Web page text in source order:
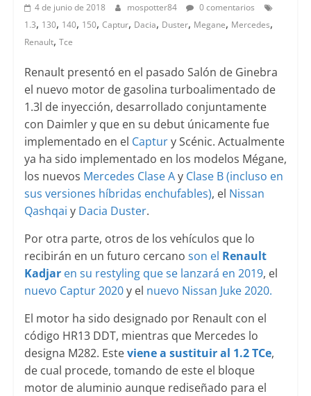
4 de junio de 2018 mospotter84
0 comentarios
1.3, 130, 140, 150, Captur, Dacia, Duster, Megane, Mercedes,
Renault, Tce
Renault presentó en el pasado Salón de Ginebra
el nuevo motor de gasolina turboalimentado de
1.3l de inyección, desarrollado conjuntamente
con Daimler y que en su debut únicamente fue
implementado en el Captury Scénic. Actualmente
ya ha sido implementado en los modelos Mégane,
los nuevos Mercedes Clase Ay Clase B(incluso en
sus versiones híbridas enchufables), el Nissan
Qashqai y Dacia Duster.
Por otra parte, otros de los vehículos que lo
recibirán en un futuro cercano son el Renault
Kadjaren su restyling que se lanzará en 2019, el
nuevo Captur 2020y el nuevo Nissan Juke 2020.
El motor ha sido designado por Renault con el
código HR13 DDT, mientras que Mercedes lo
designa M282. Esteviene a sustituir al 1.2 TCe,
de cual procede, tomando de este el bloque
motor de aluminio aunque rediseñado para el